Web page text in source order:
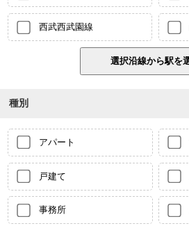
西武西武園線
種別
アパート
戸建て
事務所